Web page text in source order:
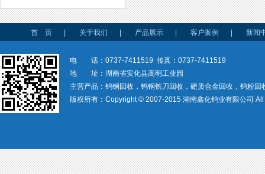
台湾万事达切削科技
首 页 关于我们 产品展示 客户案例 新闻
电 话：0737-7411519 传真：0737-7411519
地 址：湖南省安化县高明工业园
主营产品：钨钢回收，钨钢铣刀回收，硬质合金回收，钨粉回
版权所有：Copyright © 2007-2015 湖南鑫化钨业有限公司